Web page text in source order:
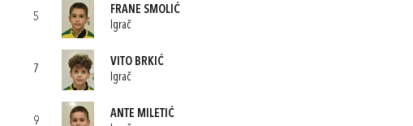
5
FRANE SMOLIĆ
Igrač
7
VITO BRKIĆ
Igrač
9
ANTE MILETIĆ